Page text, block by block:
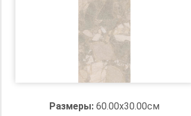
Размеры: 60.00x30.00см